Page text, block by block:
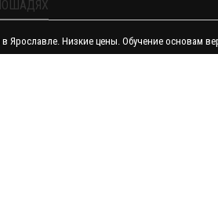
Ярославле. Низкие цены. Обучение основам